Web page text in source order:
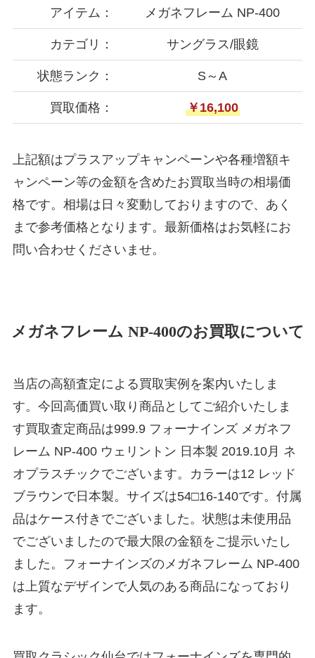
アイテム： メガネフレーム NP-400
カテゴリ： サングラス/眼鏡
状態ランク： S～A
買取価格： ￥16,100
上記額はプラスアップキャンペーンや各種増額キ
ャンペーン等の金額を含めたお買取当時の相場価
格です。相場は日々変動しておりますので、あく
まで参考価格となります。最新価格はお気軽にお
問い合わせくださいませ。
メガネフレーム NP-400のお買取について
当店の高額査定による買取実例を案内いたしま
す。今回高価買い取り商品としてご紹介いたしま
す買取査定商品は999.9 フォーナインズ メガネフ
レーム NP-400 ウェリントン 日本製 2019.10月 ネ
オプラスチックでございます。カラーは12 レッド
ブラウンで日本製。サイズは54□16-140です。付属
品はケース付きでございました。状態は未使用品
でございましたので最大限の金額をご提示いたし
ました。フォーナインズのメガネフレーム NP-400
は上質なデザインで人気のある商品になっており
ます。